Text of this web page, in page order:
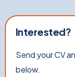
Interested?
Send your CV
below.